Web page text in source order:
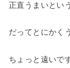
正直うまいとい
だってとにかく
ちょっと遠いで